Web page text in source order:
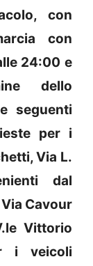
con
con
24:00 e
dello
seguenti
per i
Via L.
dal
Cavour
Vittorio
i veicoli